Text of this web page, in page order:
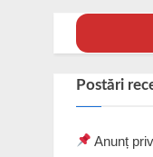
Postări
Anunț